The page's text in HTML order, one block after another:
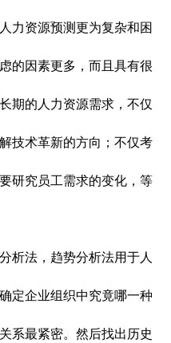
力资源预测更为复杂和困
的因素更多，而且具有很
期的人力资源需求，不仅
技术革新的方向；不仅考
研究员工需求的变化，等
析法，趋势分析法用于人
定企业组织中究竟哪一种
系最紧密。然后找出历史